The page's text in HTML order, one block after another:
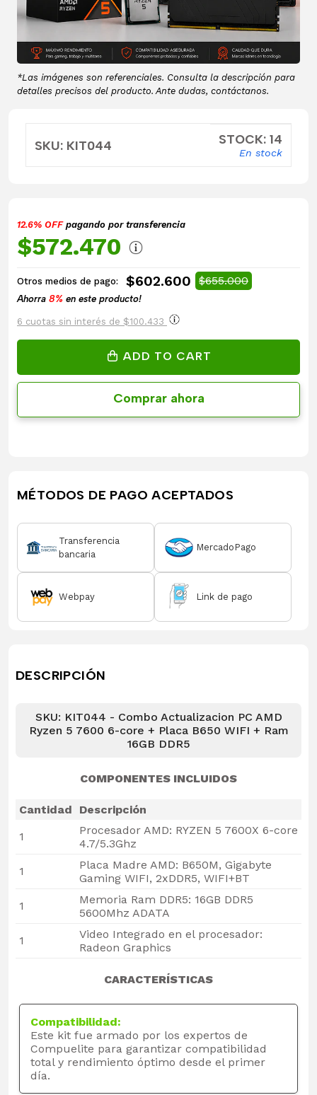
*Las imágenes son referenciales. Consulta la descripción para
detalles precisos del producto. Ante dudas, contáctanos.
SKU: KIT044 STOCK: 14
En stock
12.6% OFFpagando por transferencia
$572.470
Otros medios de pago: $602.600 $655.000
Ahorra 8% en este producto!
6 cuotas sin interés de $100.433
ADD TO CART
Comprar ahora
MÉTODOS DE PAGO ACEPTADOS
Transferencia
bancaria
MercadoPago
Webpay Link de pago
DESCRIPCIÓN
SKU: KIT044 - Combo Actualizacion PC AMD
Ryzen 5 7600 6-core + Placa B650 WIFI + Ram
16GB DDR5
COMPONENTES INCLUIDOS
Cantidad
Descripción
1
Procesador AMD: RYZEN 5 7600X 6-core
4.7/5.3Ghz
1
Placa Madre AMD: B650M, Gigabyte
Gaming WIFI, 2xDDR5, WIFI+BT
1
Memoria Ram DDR5: 16GB DDR5
5600Mhz ADATA
1
Video Integrado en el procesador:
Radeon Graphics
CARACTERÍSTICAS
Compatibilidad:
Este kit fue armado por los expertos de
Compuelite para garantizar compatibilidad
total y rendimiento óptimo desde el primer
día.